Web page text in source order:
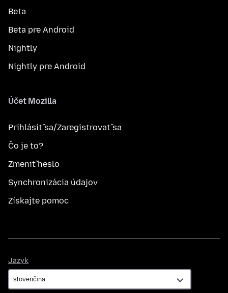
Beta
Beta pre Android
Nightly
Nightly pre Android
Účet Mozilla
Prihlásiť sa/Zaregistrovať sa
Čo je to?
Zmeniť heslo
Synchronizácia údajov
Získajte pomoc
Jazyk